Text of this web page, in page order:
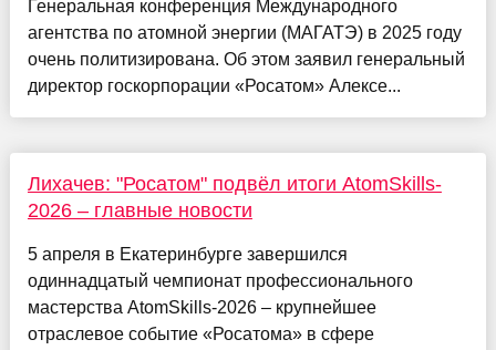
Генеральная конференция Международного
агентства по атомной энергии (МАГАТЭ) в 2025 году
очень политизирована. Об этом заявил генеральный
директор госкорпорации «Росатом» Алексе...
Лихачев: "Росатом" подвёл итоги AtomSkills-
2026 – главные новости
5 апреля в Екатеринбурге завершился
одиннадцатый чемпионат профессионального
мастерства AtomSkills-2026 – крупнейшее
отраслевое событие «Росатома» в сфере